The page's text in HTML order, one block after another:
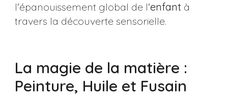
l'épanouissement global de l'enfant à
travers la découverte sensorielle.
La magie de la matière :
Peinture, Huile et Fusain